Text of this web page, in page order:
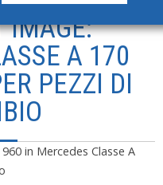
IMAGE:
A 170
PEZZI DI
in Mercedes Classe A